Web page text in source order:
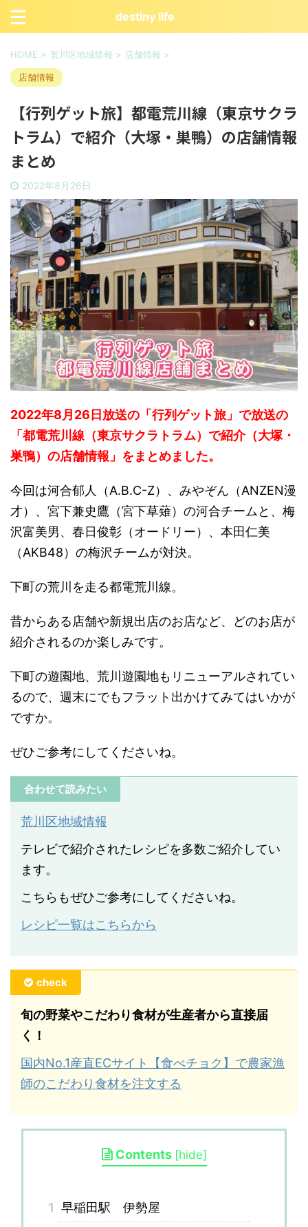
destiny life
HOME > 荒川区地域情報 > 店舗情報 >
店舗情報
【行列ゲット旅】都電荒川線（東京サクラ
トラム）で紹介（大塚・巣鴨）の店舗情報
まとめ
2022年8月26日
2022年8月26日放送の「行列ゲット旅」で放送の
「都電荒川線（東京サクラトラム）で紹介（大塚・
巣鴨）の店舗情報」をまとめました。
今回は河合郁人（A.B.C-Z）、みやぞん（ANZEN漫
才）、宮下兼史鷹（宮下草薙）の河合チームと、梅
沢富美男、春日俊彰（オードリー）、本田仁美
（AKB48）の梅沢チームが対決。
下町の荒川を走る都電荒川線。
昔からある店舗や新規出店のお店など、どのお店が
紹介されるのか楽しみです。
下町の遊園地、荒川遊園地もリニューアルされてい
るので、週末にでもフラット出かけてみてはいかが
ですか。
ぜひご参考にしてくださいね。
合わせて読みたい
荒川区地域情報
テレビで紹介されたレシピを多数ご紹介してい
ます。
こちらもぜひご参考にしてくださいね。
レシピ一覧はこちらから
check
旬の野菜やこだわり食材が生産者から直接届
く！
国内No.1産直ECサイト【食べチョク】で農家漁
師のこだわり食材を注文する
Contents [hide]
1 早稲田駅 伊勢屋